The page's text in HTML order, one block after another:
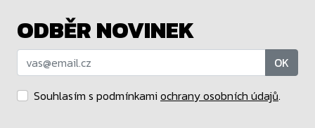
ODBĚR NOVINEK
OK
Souhlasím s podmínkami ochrany osobních údajů.